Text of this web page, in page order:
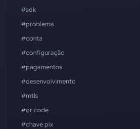
#sdk
#problema
#conta
#configuração
#pagamentos
#desenvolvimento
#mtls
#qr code
#chave pix